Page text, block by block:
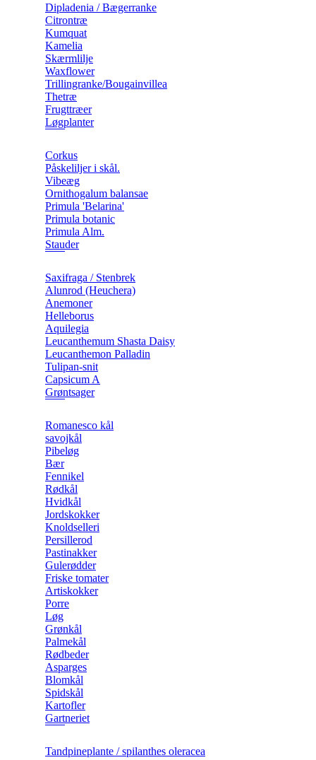
Dipladenia / Bægerranke
​Citrontræ
Kumquat
​Kamelia
Skærmlilje
Waxflower
​Trillingranke/Bougainvillea
Thetræ
Frugttræer
Løgplanter
Corkus
Påskeliljer i skål.
Vibeæg
Ornithogalum balansae
Primula 'Belarina'
Primula botanic
Primula Alm.
Stauder
Saxifraga / Stenbrek
Alunrod (Heuchera)
Anemoner
Helleborus
Aquilegia
Leucanthemum Shasta Daisy
Leucanthemon Palladin
Tulipan-snit
Capsicum A
Grøntsager
Romanesco kål
savojkål
Pibeløg
Bær
Fennikel
Rødkål
Hvidkål
Jordskokker
Knoldselleri
Persillerod
Pastinakker
Gulerødder
Friske tomater
Artiskokker
Porre
Løg
Grønkål
Palmekål
Rødbeder
Asparges
Blomkål
Spidskål
Kartofler
Gartneriet
Tandpineplante / spilanthes oleracea